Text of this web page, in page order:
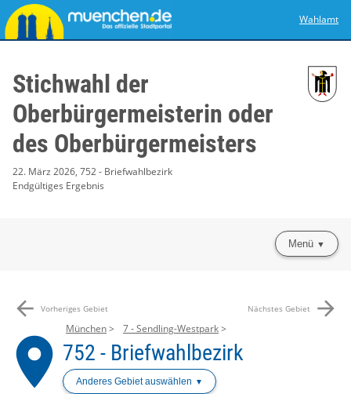
Wahlamt
Stichwahl der
Oberbürgermeisterin oder
des Oberbürgermeisters
22. März 2026, 752 - Briefwahlbezirk
Endgültiges Ergebnis
Menü
arrow_back Vorheriges Gebiet Nächstes Gebiet arrow_forward
place
München 7 - Sendling-Westpark
752 - Briefwahlbezirk
Anderes Gebiet auswählen